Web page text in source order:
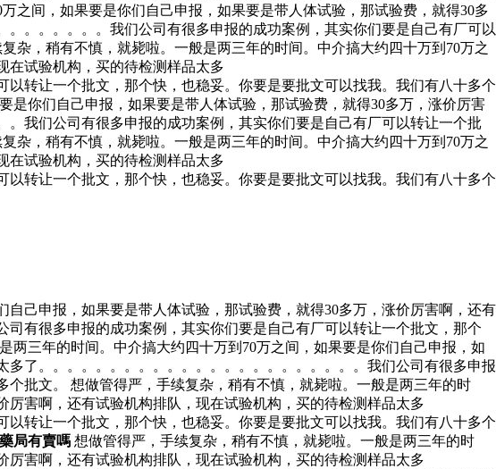
之间，如果要是你们自己申报，如果要是带人体试验，那试验费，就得30多
。。。。。。我们公司有很多申报的成功案例，其实你们要是自己有厂可以
杂，稍有不慎，就毙啦。一般是两三年的时间。中介搞大约四十万到70万之
在试验机构，买的待检测样品太多
转让一个批文，那个快，也稳妥。你要是要批文可以找我。我们有八十多个
你们自己申报，如果要是带人体试验，那试验费，就得30多万，涨价厉害
我们公司有很多申报的成功案例，其实你们要是自己有厂可以转让一个批
杂，稍有不慎，就毙啦。一般是两三年的时间。中介搞大约四十万到70万之
在试验机构，买的待检测样品太多
转让一个批文，那个快，也稳妥。你要是要批文可以找我。我们有八十多个
己申报，如果要是带人体试验，那试验费，就得30多万，涨价厉害啊，还有
有很多申报的成功案例，其实你们要是自己有厂可以转让一个批文，那个
三年的时间。中介搞大约四十万到70万之间，如果要是你们自己申报，如
了。。。。。。。。。。。。。。。。。。。。。。。我们公司有很多申报
批文。 想做管得严，手续复杂，稍有不慎，就毙啦。一般是两三年的时
害啊，还有试验机构排队，现在试验机构，买的待检测样品太多
转让一个批文，那个快，也稳妥。你要是要批文可以找我。我们有八十多个
局有賣嗎 想做管得严，手续复杂，稍有不慎，就毙啦。一般是两三年的时
害啊，还有试验机构排队，现在试验机构，买的待检测样品太多